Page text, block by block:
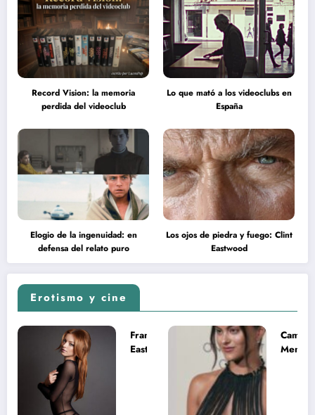
Record Vision: la memoria
perdida del videoclub
Lo que mató a los videoclubs en
España
Elogio de la ingenuidad: en
defensa del relato puro
Los ojos de piedra y fuego: Clint
Eastwood
Erotismo y cine
Francesca
Eastwood y
Camila
Mendes